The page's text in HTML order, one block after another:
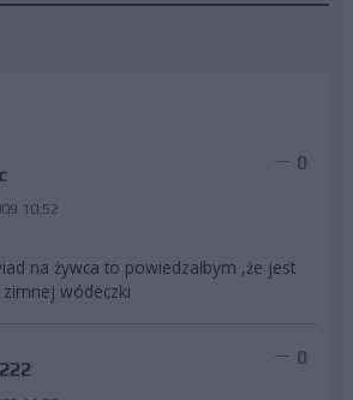
10:52
0
na żywca to powiedzałbym ,że jest
zimnej wódeczki
0